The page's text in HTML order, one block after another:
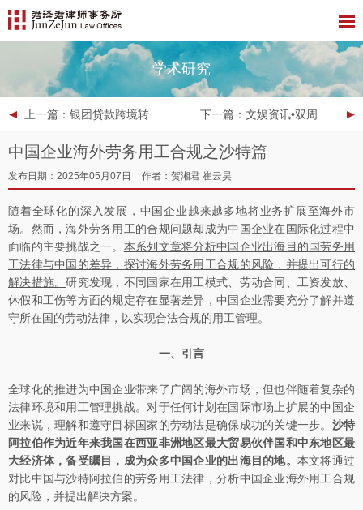
学术研究
上一篇 ：银团贷款跨境转让的政策突破和合规路径分析（上） 下一篇 ：文娱资讯•双周报 | 2025年第8期
中国企业海外劳务用工合规之沙特篇
发布日期：2025年05月07日 作者：贺湘君 崔云昊
随着全球化的深入发展，中国企业越来越多地将业务扩展至海外市
场。然而，海外劳务用工的合规问题却成为中国企业在国际化过程中
面临的主要挑战之一。 本系列文章将分析中国企业出海目的国劳务用
工法律与中国的差异，探讨海外劳务用工合规的风险，并提出可行的
解决措施。研究发现，不同国家在用工模式、劳动合同、工资发放、
休假和工伤等方面的规定存在显著差异，中国企业需要充分了解并遵
守所在国的劳动法律，以实现合法合规的用工管理。
一、引言
全球化的推进为中国企业带来了广阔的海外市场，但也伴随着复杂的
法律环境和用工管理挑战。对于任何计划在国际市场上扩展的中国企
业来说，理解和遵守目标国家的劳动法是确保成功的关键一步。 沙特
阿拉伯作为近年来我国在西亚非洲地区最大贸易伙伴国和中东地区最
大经济体，备受瞩目，成为众多中国企业的出海目的地。 本文将通过
对比中国与沙特阿拉伯的劳务用工法律，分析中国企业海外用工合规
的风险，并提出解决方案。